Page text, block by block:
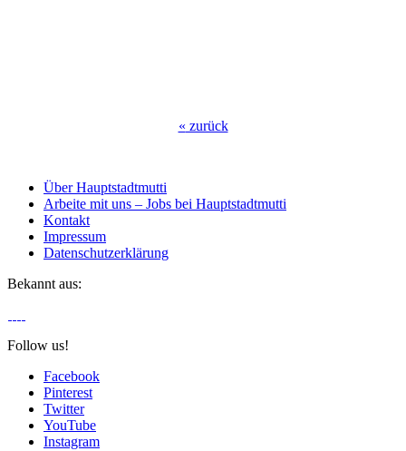
« zurück
Über Hauptstadtmutti
Arbeite mit uns – Jobs bei Hauptstadtmutti
Kontakt
Impressum
Datenschutzerklärung
Bekannt aus:
Follow us!
Facebook
Pinterest
Twitter
YouTube
Instagram